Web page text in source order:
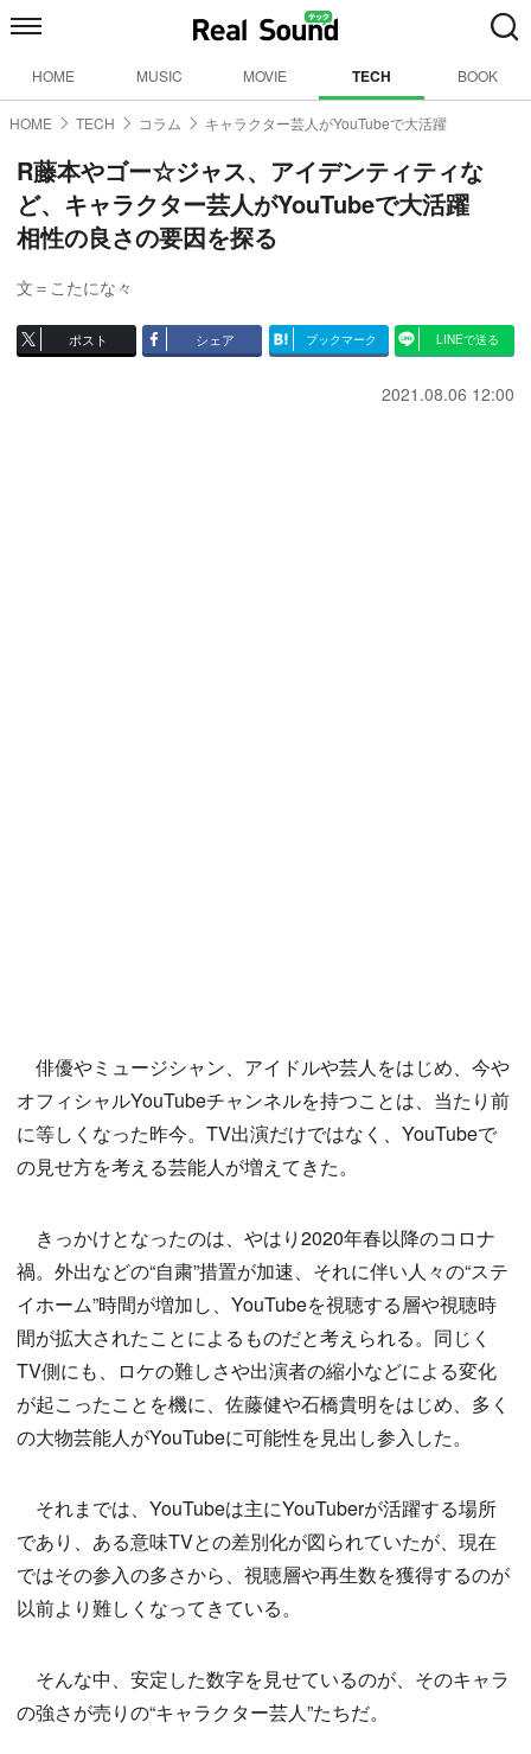
HOME MUSIC MOVIE TECH BOOK
HOME TECH コラム キャラクター芸人がYouTubeで大活躍
R藤本やゴー☆ジャス、アイデンティティな
ど、キャラクター芸人がYouTubeで大活躍
相性の良さの要因を探る
文＝こたにな々
ポスト シェア ブックマーク LINEで送る
2021.08.06 12:00
俳優やミュージシャン、アイドルや芸人をはじめ、今や
オフィシャルYouTubeチャンネルを持つことは、当たり前
に等しくなった昨今。TV出演だけではなく、YouTubeで
の見せ方を考える芸能人が増えてきた。
きっかけとなったのは、やはり2020年春以降のコロナ
禍。外出などの“自粛”措置が加速、それに伴い人々の“ステ
イホーム”時間が増加し、YouTubeを視聴する層や視聴時
間が拡大されたことによるものだと考えられる。同じく
TV側にも、ロケの難しさや出演者の縮小などによる変化
が起こったことを機に、佐藤健や石橋貴明をはじめ、多く
の大物芸能人がYouTubeに可能性を見出し参入した。
それまでは、YouTubeは主にYouTuberが活躍する場所
であり、ある意味TVとの差別化が図られていたが、現在
ではその参入の多さから、視聴層や再生数を獲得するのが
以前より難しくなってきている。
そんな中、安定した数字を見せているのが、そのキャラ
の強さが売りの“キャラクター芸人”たちだ。